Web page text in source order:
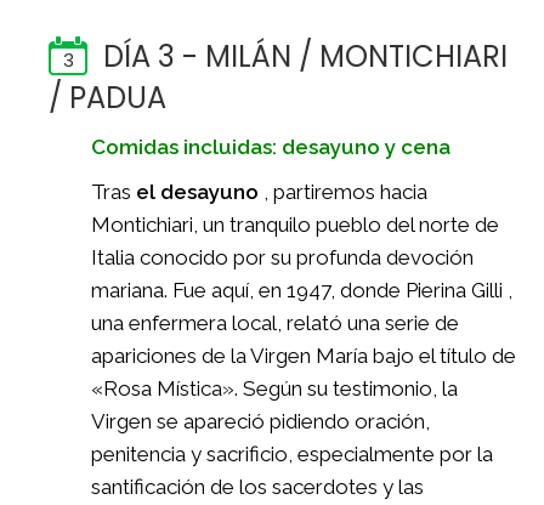
3
DÍA 3 - MILÁN / MONTICHIARI
/ PADUA
Comidas incluidas: desayuno y cena
Tras el desayuno , partiremos hacia
Montichiari, un tranquilo pueblo del norte de
Italia conocido por su profunda devoción
mariana. Fue aquí, en 1947, donde Pierina Gilli ,
una enfermera local, relató una serie de
apariciones de la Virgen María bajo el título de
«Rosa Mística». Según su testimonio, la
Virgen se apareció pidiendo oración,
penitencia y sacrificio, especialmente por la
santificación de los sacerdotes y las